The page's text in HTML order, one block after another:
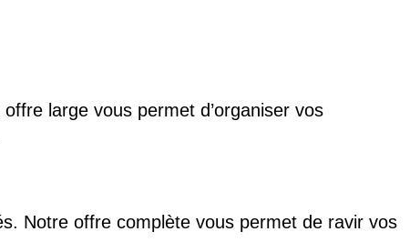
large vous permet d’organiser vos
Notre offre complète vous permet de ravir vos